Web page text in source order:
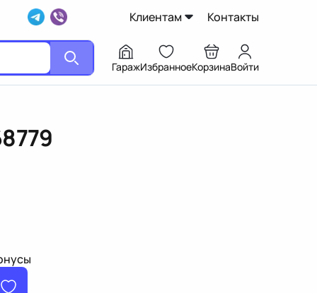
Клиентам Контакты
ГаражИзбранноеКорзинаВойти